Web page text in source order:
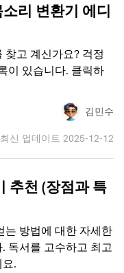
리 변환기 에디
고 계신가요? 걱정
이 있습니다. 클릭하
김민수
최신 업데이트 2025-12-12
추천 (장점과 특
는 방법에 대한 자세한
독서를 고수하고 최고
.